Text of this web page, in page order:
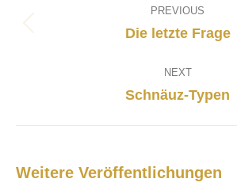
navigation
PREVIOUS
Previous
Die letzte Frage
NEXT
Next
Schnäuz-Typen
Weitere Veröffentlichungen